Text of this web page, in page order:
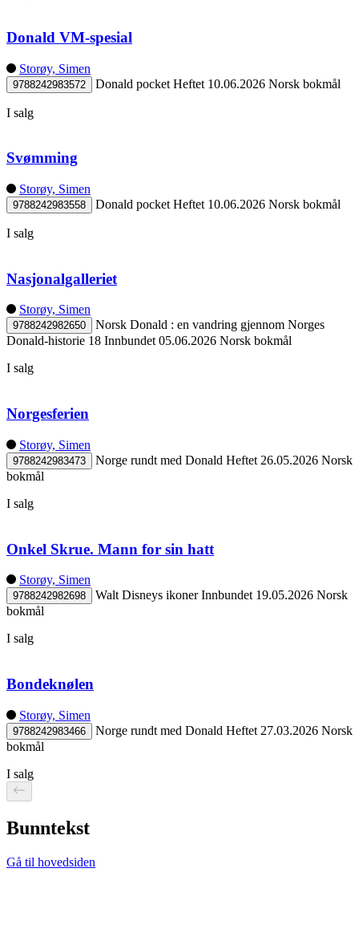
Donald VM-spesial
Storøy, Simen
9788242983572 Donald pocket Heftet 10.06.2026 Norsk bokmål
I salg
Svømming
Storøy, Simen
9788242983558 Donald pocket Heftet 10.06.2026 Norsk bokmål
I salg
Nasjonalgalleriet
Storøy, Simen
9788242982650
Norsk Donald : en vandring gjennom Norges
Donald-historie 18 Innbundet 05.06.2026 Norsk bokmål
I salg
Norgesferien
Storøy, Simen
9788242983473 Norge rundt med Donald Heftet 26.05.2026 Norsk
bokmål
I salg
Onkel Skrue. Mann for sin hatt
Storøy, Simen
9788242982698 Walt Disneys ikoner Innbundet 19.05.2026 Norsk
bokmål
I salg
Bondeknølen
Storøy, Simen
9788242983466 Norge rundt med Donald Heftet 27.03.2026 Norsk
bokmål
I salg
Bunntekst
Gå til hovedsiden